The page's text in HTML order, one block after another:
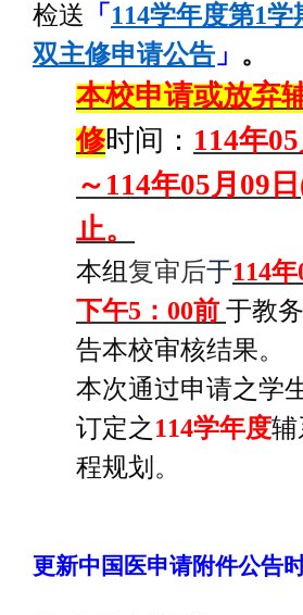
检送 「 114学年度第1学
双主修申请公告 」 。
本校申请或放弃
修时间： 114年
～114年05月09
止。
本组复审后于114年
下午5：00前 于教
告本校审核结果。
本次通过申请之学
订定之114学年度辅
程规划。
更新中国医申请附件公告